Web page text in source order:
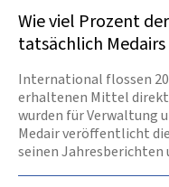
Wie viel Prozent
tatsächlich
International flossen
erhaltenen Mittel direkt
wurden für Verwaltung
Medair veröffentlicht
seinen Jahresberichten